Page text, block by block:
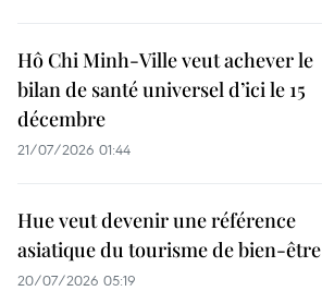
Hô Chi Minh-Ville veut achever le
bilan de santé universel d’ici le 15
décembre
21/07/2026 01:44
Hue veut devenir une référence
asiatique du tourisme de bien-être
20/07/2026 05:19